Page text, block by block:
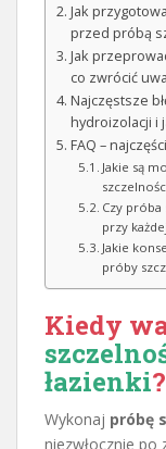
Jak
przed próbą
Jak
co zwrócić
Najczęstsze
hydroizolacji i
FAQ –
Jakie są
Czy
przy
Jakie
próby
Kiedy
łazienki?
Wykonaj próbę
niezwłocznie po